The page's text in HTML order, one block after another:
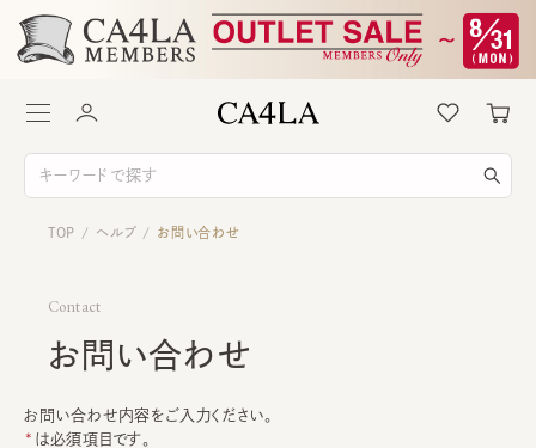
TOP / ヘルプ / お問い合わせ
Contact
お問い合わせ
お問い合わせ内容をご入力ください。
は必須項目です。